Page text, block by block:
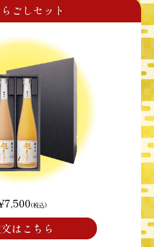
ごしセット
(税込)
はこちら